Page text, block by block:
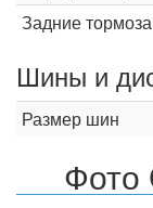
Задние тормоза
Шины и
Размер шин
Фото